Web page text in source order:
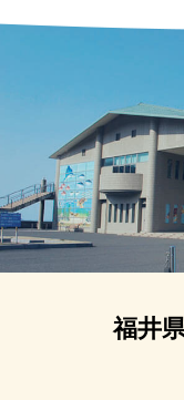
福井